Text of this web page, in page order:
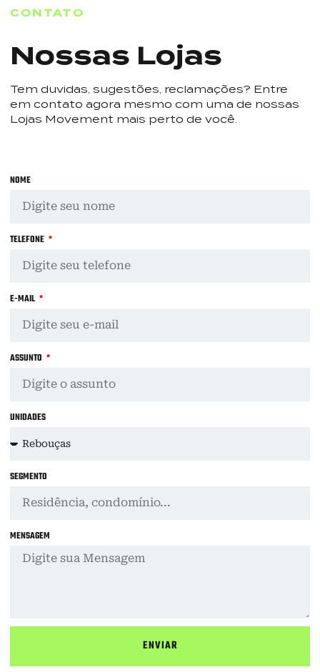
CONTATO
Nossas Lojas
Tem duvidas, sugestões, reclamações? Entre
em contato agora mesmo com uma de nossas
Lojas Movement mais perto de você.
NOME
TELEFONE
E-MAIL
ASSUNTO
UNIDADES
SEGMENTO
MENSAGEM
ENVIAR